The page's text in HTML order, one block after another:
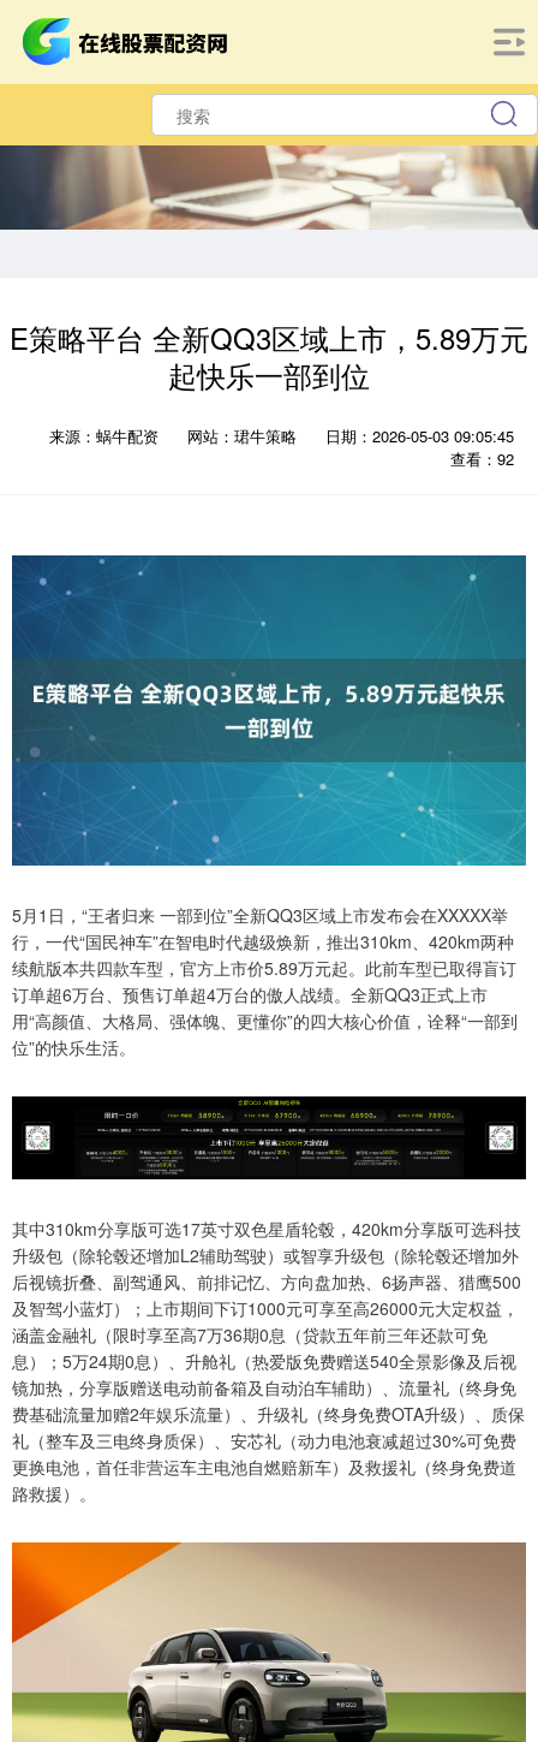
E策略平台 全新QQ3区域上市，5.89万元
起快乐一部到位
来源：蜗牛配资 网站：珺牛策略
日期：2026-05-03 09:05:45
查看：92
5月1日，“王者归来 一部到位”全新QQ3区域上市发布会在XXXXX举
行，一代“国民神车”在智电时代越级焕新，推出310km、420km两种
续航版本共四款车型，官方上市价5.89万元起。此前车型已取得盲订
订单超6万台、预售订单超4万台的傲人战绩。全新QQ3正式上市
用“高颜值、大格局、强体魄、更懂你”的四大核心价值，诠释“一部到
位”的快乐生活。
其中310km分享版可选17英寸双色星盾轮毂，420km分享版可选科技
升级包（除轮毂还增加L2辅助驾驶）或智享升级包（除轮毂还增加外
后视镜折叠、副驾通风、前排记忆、方向盘加热、6扬声器、猎鹰500
及智驾小蓝灯）；上市期间下订1000元可享至高26000元大定权益，
涵盖金融礼（限时享至高7万36期0息（贷款五年前三年还款可免
息）；5万24期0息）、升舱礼（热爱版免费赠送540全景影像及后视
镜加热，分享版赠送电动前备箱及自动泊车辅助）、流量礼（终身免
费基础流量加赠2年娱乐流量）、升级礼（终身免费OTA升级）、质保
礼（整车及三电终身质保）、安芯礼（动力电池衰减超过30%可免费
更换电池，首任非营运车主电池自燃赔新车）及救援礼（终身免费道
路救援）。